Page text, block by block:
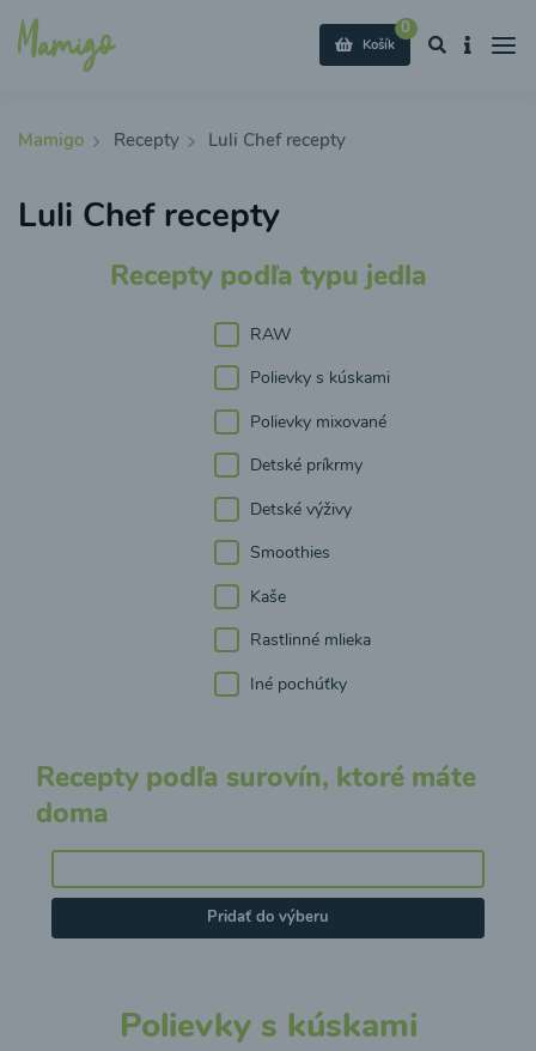
0
Košík
Mamigo Recepty Luli Chef recepty
Luli Chef recepty
Recepty podľa typu jedla
RAW
Polievky s kúskami
Polievky mixované
Detské príkrmy
Detské výživy
Smoothies
Kaše
Rastlinné mlieka
Iné pochúťky
Recepty podľa surovín, ktoré máte
doma
Pridať do výberu
Polievky s kúskami